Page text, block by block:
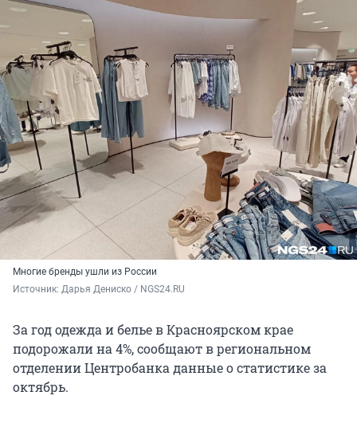
Многие бренды ушли из России
Источник: Дарья Дениско / NGS24.RU
За год одежда и белье в Красноярском крае
подорожали на 4%, сообщают в региональном
отделении Центробанка данные о статистике за
октябрь.